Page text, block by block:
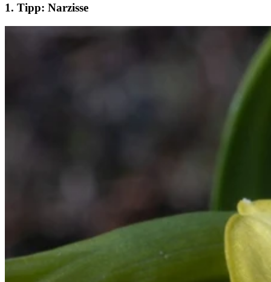
1. Tipp: Narzisse